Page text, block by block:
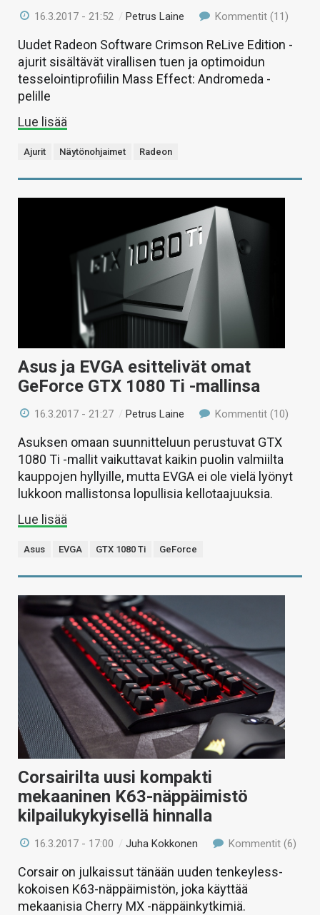
16.3.2017 - 21:52 / Petrus Laine Kommentit (11)
Uudet Radeon Software Crimson ReLive Edition -
ajurit sisältävät virallisen tuen ja optimoidun
tesselointiprofiilin Mass Effect: Andromeda -
pelille
Lue lisää
Ajurit Näytönohjaimet Radeon
Asus ja EVGA esittelivät omat
GeForce GTX 1080 Ti -mallinsa
16.3.2017 - 21:27 /Petrus Laine Kommentit (10)
Asuksen omaan suunnitteluun perustuvat GTX
1080 Ti -mallit vaikuttavat kaikin puolin valmiilta
kauppojen hyllyille, mutta EVGA ei ole vielä lyönyt
lukkoon mallistonsa lopullisia kellotaajuuksia.
Lue lisää
Asus EVGA GTX 1080 Ti GeForce
Corsairilta uusi kompakti
mekaaninen K63-näppäimistö
kilpailukykyisellä hinnalla
16.3.2017 - 17:00 /Juha Kokkonen Kommentit (6)
Corsair on julkaissut tänään uuden tenkeyless-
kokoisen K63-näppäimistön, joka käyttää
mekaanisia Cherry MX -näppäinkytkimiä.